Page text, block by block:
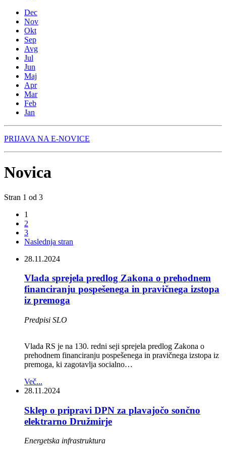
Dec
Nov
Okt
Sep
Avg
Jul
Jun
Maj
Apr
Mar
Feb
Jan
PRIJAVA NA E-NOVICE
Novica
Stran 1 od 3
1
2
3
Naslednja stran
28.11.2024
Vlada sprejela predlog Zakona o prehodnem
financiranju pospešenega in pravičnega izstopa
iz premoga
Predpisi SLO
Vlada RS je na 130. redni seji sprejela predlog Zakona o
prehodnem financiranju pospešenega in pravičnega izstopa iz
premoga, ki zagotavlja socialno…
Več...
28.11.2024
Sklep o pripravi DPN za plavajočo sončno
elektrarno Družmirje
Energetska infrastruktura